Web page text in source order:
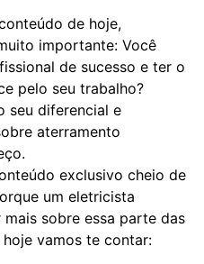
de hoje,
importante: Você
de sucesso e ter o
pelo seu trabalho?
seu diferencial e
aterramento
exclusivo cheio de
um eletricista
sobre essa parte das
vamos te contar: